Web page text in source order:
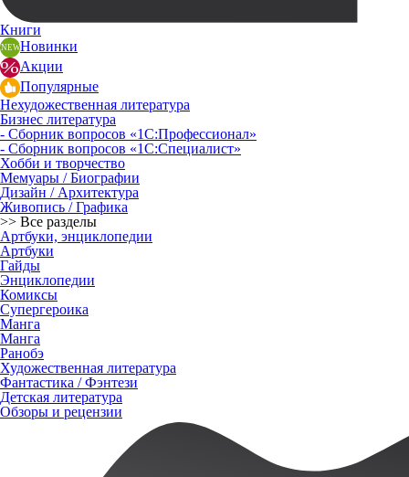
Книги
Новинки
Акции
Популярные
Нехудожественная литература
Бизнес литература
- Сборник вопросов «1С:Профессионал»
- Сборник вопросов «1С:Специалист»
Хобби и творчество
Мемуары / Биографии
Дизайн / Архитектура
Живопись / Графика
>> Все разделы
Артбуки, энциклопедии
Артбуки
Гайды
Энциклопедии
Комиксы
Супергероика
Манга
Манга
Ранобэ
Художественная литература
Фантастика / Фэнтези
Детская литература
Обзоры и рецензии